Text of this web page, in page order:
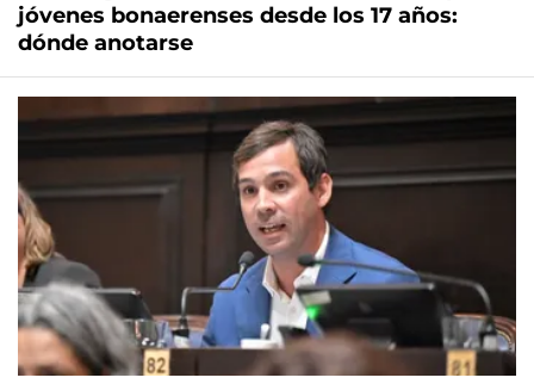
jóvenes bonaerenses desde los 17 años:
dónde anotarse